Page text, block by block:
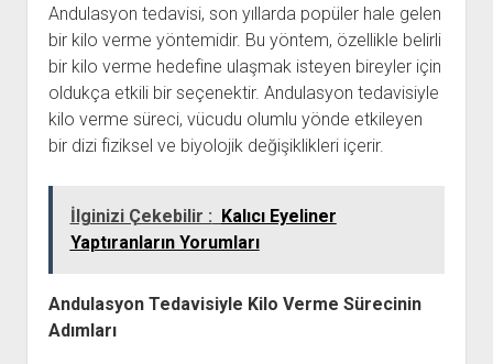
Andulasyon tedavisi, son yıllarda popüler hale gelen
bir kilo verme yöntemidir. Bu yöntem, özellikle belirli
bir kilo verme hedefine ulaşmak isteyen bireyler için
oldukça etkili bir seçenektir. Andulasyon tedavisiyle
kilo verme süreci, vücudu olumlu yönde etkileyen
bir dizi fiziksel ve biyolojik değişiklikleri içerir.
İlginizi Çekebilir : Kalıcı Eyeliner
Yaptıranların Yorumları
Andulasyon Tedavisiyle Kilo Verme Sürecinin
Adımları